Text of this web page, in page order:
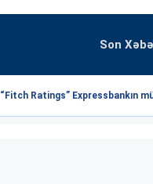
Son
“Fitch Ratings” Expressbankın